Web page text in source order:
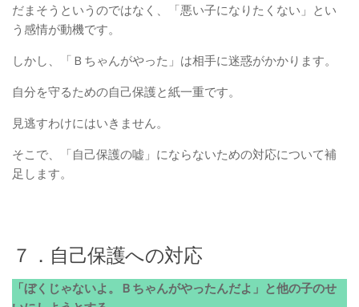
だまそうというのではなく、「悪い子になりたくない」とい
う感情が動機です。
しかし、「Ｂちゃんがやった」は相手に迷惑がかかります。
自分を守るための自己保護と紙一重です。
見逃すわけにはいきません。
そこで、「自己保護の嘘」にならないための対応について補
足します。
７．自己保護への対応
「ぼくじゃないよ。Ｂちゃんがやったんだよ」と他の子のせ